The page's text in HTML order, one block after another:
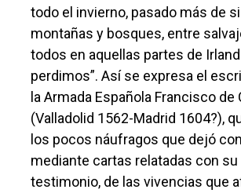
todo el invierno, pasado más de
montañas y bosques, entre
todos en aquellas partes de
perdimos”. Así se expresa el
la Armada Española Francisco de
(Valladolid 1562-Madrid 1604?),
los pocos náufragos que dejó
mediante cartas relatadas con su
testimonio, de las vivencias que